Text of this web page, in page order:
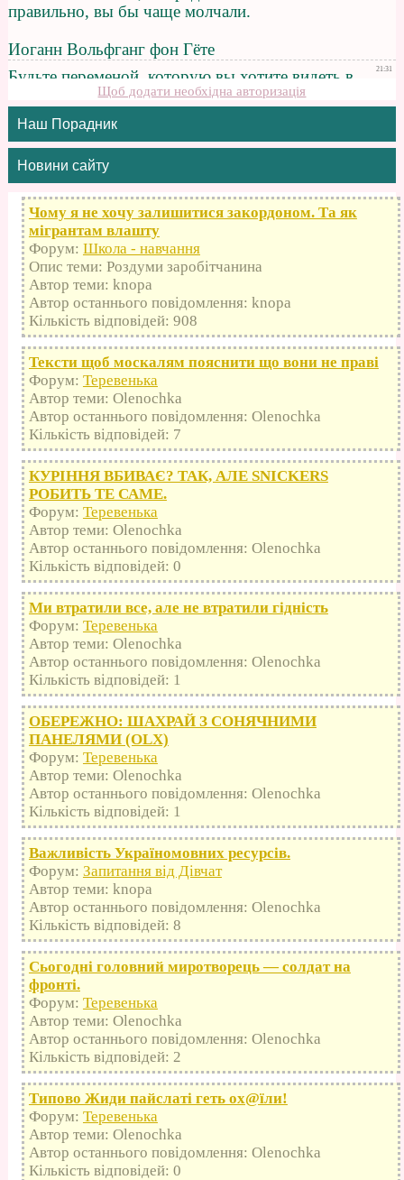
Щоб додати необхідна авторизація
Наш Порадник
Новини сайту
Чому я не хочу залишитися закордоном. Та як
мігрантам влашту
Форум: Школа - навчання
Опис теми: Роздуми заробітчанина
Автор теми: knopa
Автор останнього повідомлення: knopa
Кількість відповідей: 908
Тексти щоб москалям пояснити що вони не праві
Форум: Теревенька
Автор теми: Olenochka
Автор останнього повідомлення: Olenochka
Кількість відповідей: 7
КУРІННЯ ВБИВАЄ? ТАК, АЛЕ SNICKERS
РОБИТЬ ТЕ САМЕ.
Форум: Теревенька
Автор теми: Olenochka
Автор останнього повідомлення: Olenochka
Кількість відповідей: 0
Ми втратили все, але не втратили гідність
Форум: Теревенька
Автор теми: Olenochka
Автор останнього повідомлення: Olenochka
Кількість відповідей: 1
ОБЕРЕЖНО: ШАХРАЙ З СОНЯЧНИМИ
ПАНЕЛЯМИ (OLX)
Форум: Теревенька
Автор теми: Olenochka
Автор останнього повідомлення: Olenochka
Кількість відповідей: 1
Важливість Україномовних ресурсів.
Форум: Запитання від Дівчат
Автор теми: knopa
Автор останнього повідомлення: Olenochka
Кількість відповідей: 8
Сьогодні головний миротворець — солдат на
фронті.
Форум: Теревенька
Автор теми: Olenochka
Автор останнього повідомлення: Olenochka
Кількість відповідей: 2
Типово Жиди пайслаті геть оx@їли!
Форум: Теревенька
Автор теми: Olenochka
Автор останнього повідомлення: Olenochka
Кількість відповідей: 0